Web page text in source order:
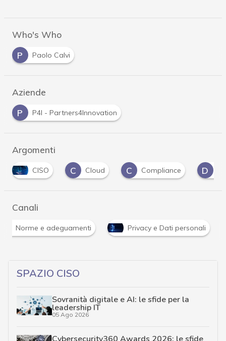
Who's Who
P
Paolo Calvi
Aziende
P
P4I - Partners4Innovation
Argomenti
C
Cloud C Compliance D
Data Breach
Canali
Norme e adeguamenti
Privacy e Dati personali
SPAZIO CISO
Sovranità digitale e AI: le sfide per la
leadership IT
05 Ago 2026